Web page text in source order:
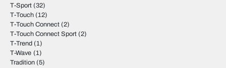
T-Sport (32)
T-Touch (12)
T-Touch Connect (2)
T-Touch Connect Sport (2)
T-Trend (1)
T-Wave (1)
Tradition (5)